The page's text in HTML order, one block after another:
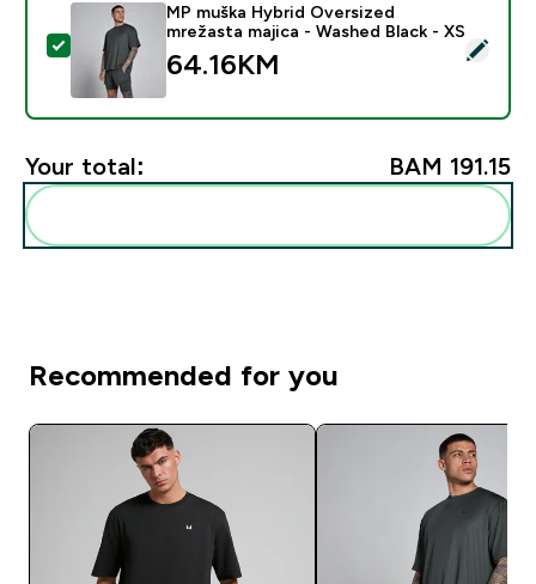
Select this product - MP muška Hybrid Oversized
MP muška Hybrid Oversized
mrežasta majica - Washed Black - XS
64.16KM‎
Your total: BAM 191.15‎
Recommended for you